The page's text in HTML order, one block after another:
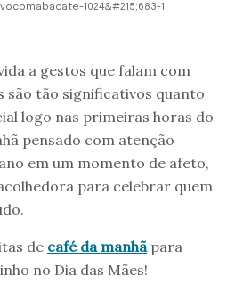
1024&#215;683-1
a gestos que falam com
são tão significativos quanto
logo nas primeiras horas do
pensado com atenção
em um momento de afeto,
para celebrar quem
de café da manhãpara
no Dia das Mães!